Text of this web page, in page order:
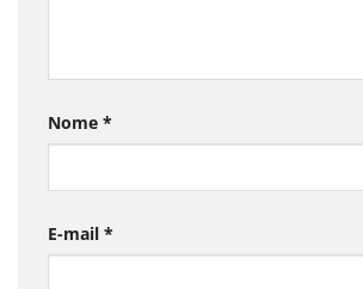
Nome *
E-mail *